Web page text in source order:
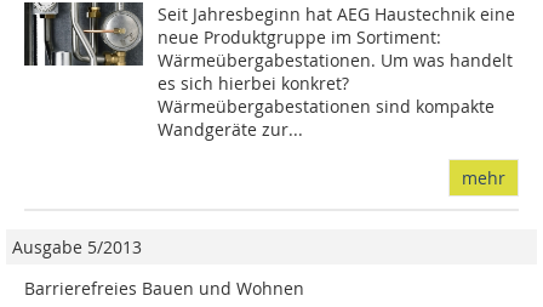
Seit Jahresbeginn hat AEG Haustechnik eine
neue Produktgruppe im Sortiment:
Wärmeübergabestationen. Um was handelt
es sich hierbei konkret?
Wärmeübergabestationen sind kompakte
Wandgeräte zur...
mehr
Ausgabe 5/2013
Barrierefreies Bauen und Wohnen